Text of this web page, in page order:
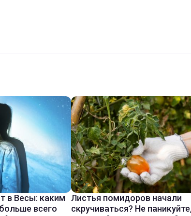
в Весы: каким
всего
Листья помидоров начали
скручиваться? Не